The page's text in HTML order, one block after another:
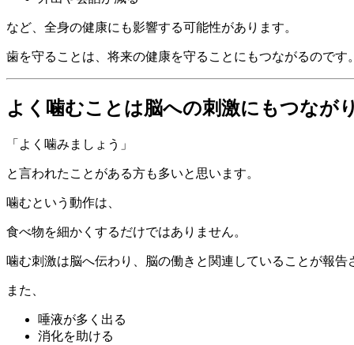
など、全身の健康にも影響する可能性があります。
歯を守ることは、将来の健康を守ることにもつながるのです。
よく噛むことは脳への刺激にもつなが
「よく噛みましょう」
と言われたことがある方も多いと思います。
噛むという動作は、
食べ物を細かくするだけではありません。
噛む刺激は脳へ伝わり、脳の働きと関連していることが報告
また、
唾液が多く出る
消化を助ける